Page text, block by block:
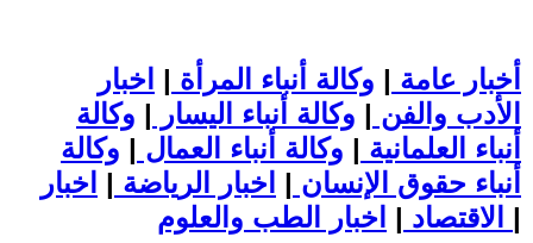
أخبار عامة | وكالة أنباء المرأة | اخبار
الأدب والفن | وكالة أنباء اليسار | وكالة
أنباء العلمانية | وكالة أنباء العمال | وكالة
أنباء حقوق الإنسان | اخبار الرياضة | اخبار
الاقتصاد | |